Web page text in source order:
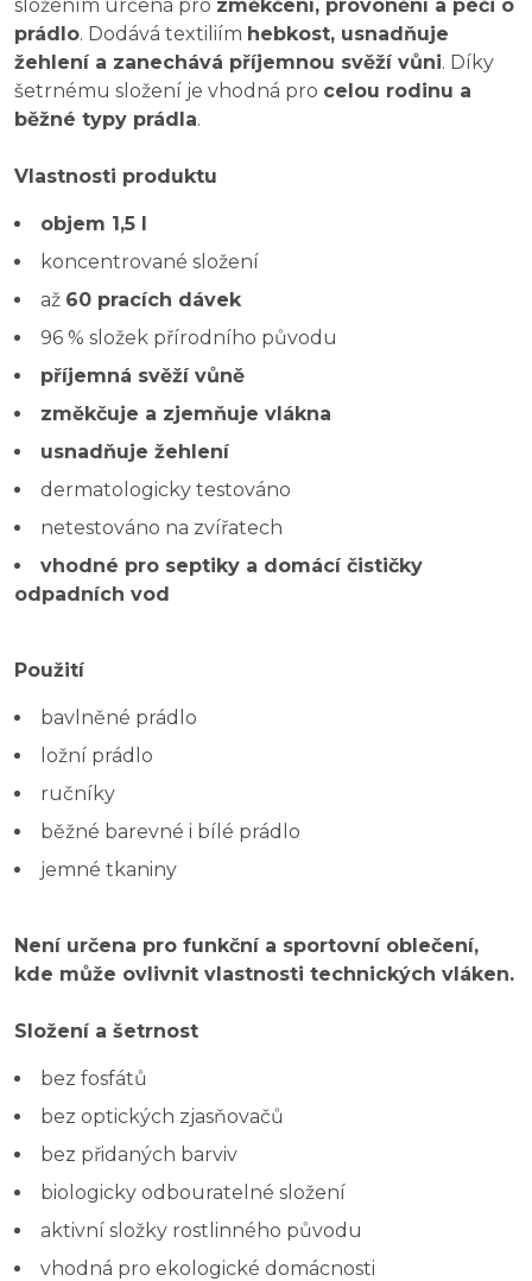
složením určená pro změkčení, provonění a péči o
prádlo. Dodává textiliím hebkost, usnadňuje
žehlení a zanechává příjemnou svěží vůni. Díky
šetrnému složení je vhodná pro celou rodinu a
běžné typy prádla.
Vlastnosti produktu
objem 1,5 l
koncentrované složení
až 60 pracích dávek
96 % složek přírodního původu
příjemná svěží vůně
změkčuje a zjemňuje vlákna
usnadňuje žehlení
dermatologicky testováno
netestováno na zvířatech
vhodné pro septiky a domácí čističky
odpadních vod
Použití
bavlněné prádlo
ložní prádlo
ručníky
běžné barevné i bílé prádlo
jemné tkaniny
Není určena pro funkční a sportovní oblečení,
kde může ovlivnit vlastnosti technických vláken.
Složení a šetrnost
bez fosfátů
bez optických zjasňovačů
bez přidaných barviv
biologicky odbouratelné složení
aktivní složky rostlinného původu
vhodná pro ekologické domácnosti